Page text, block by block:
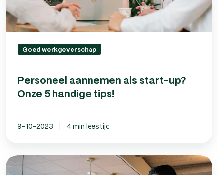
Goed werkgeverschap
Personeel aannemen als start-up?
Onze 5 handige tips!
9-10-2023 4 min leestijd
Klantenbinding:
10